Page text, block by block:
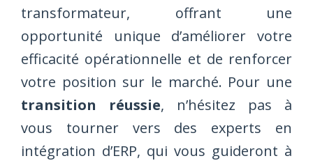
transformateur, offrant une
opportunité unique d’améliorer votre
efficacité opérationnelle et de renforcer
votre position sur le marché. Pour une
transition réussie, n’hésitez pas à
vous tourner vers des experts en
intégration d’ERP, qui vous guideront à